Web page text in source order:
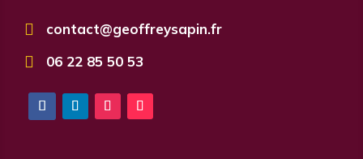
 contact@geoffreysapin.fr
 06 22 85 50 53